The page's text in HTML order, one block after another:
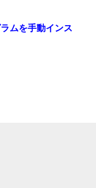
ムを手動インス